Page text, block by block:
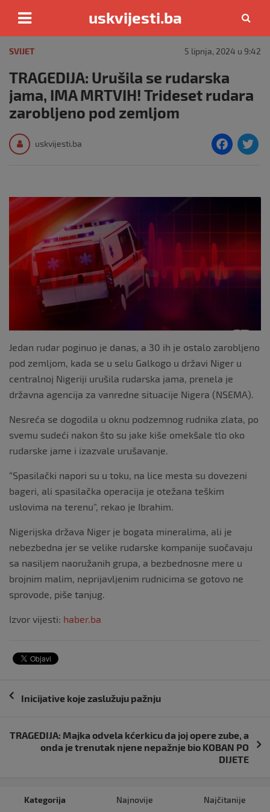
content
uskvijesti.ba
SVIJET 5 lipnja, 2024 u 9:42
TRAGEDIJA: Urušila se rudarska
jama, IMA MRTVIH! Trideset rudara
zarobljeno pod zemljom
uskvijesti.ba
F
e
o
k
Jedan rudar poginuo je danas, a 30 ih je ostalo zarobljeno
pod zemljom, kada se u selu Galkogo u državi Niger u
centralnoj Nigeriji urušila rudarska jama, prenela je
državna agencija za vanredne situacije Nigera (NSEMA).
Nesreća se dogodila u oknu podzemnog rudnika zlata, po
svemu sudeći nakon što su jake kiše omekšale tlo oko
rudarske jame i izazvale urušavanje.
“Spasilački napori su u toku, na lice mesta su dovezeni
bageri, ali spasilačka operacija je otežana teškim
uslovima na terenu”, rekao je Ibrahim.
Nigerijska država Niger je bogata mineralima, ali je
nebezbedna jer se velike rudarske kompanije suočavaju
sa nasiljem naoružanih grupa, a bezbednosne mere u
brojnim malim, neprijavljenim rudnicima se gotovo ne
sprovode, piše tanjug.
Izvor vijesti: haber.ba
Navigacija
objava
Inicijative koje zaslužuju pažnju
TRAGEDIJA: Majka odvela kćerkicu da joj opere zube, a
onda je trenutak njene nepažnje bio KOBAN PO
DIJETE
Kategorija Najnovije Najčitanije